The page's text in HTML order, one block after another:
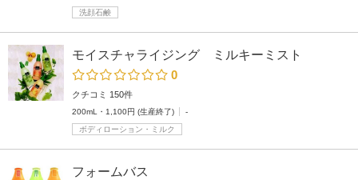
洗顔石鹸
モイスチャライジング ミルキーミスト
0
クチコミ 150件
200mL・1,100円 (生産終了)
-
ボディローション・ミルク
フォームバス